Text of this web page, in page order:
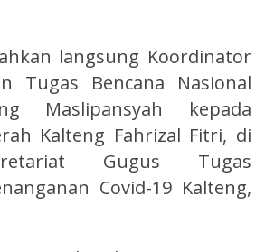
langsung Koordinator
Tugas Bencana Nasional
Maslipansyah kepada
Kalteng Fahrizal Fitri, di
Gugus Tugas
Covid-19 Kalteng,